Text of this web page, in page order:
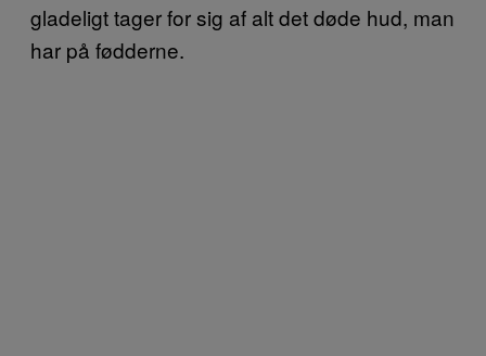
gladeligt tager for sig af alt det døde hud, man
har på fødderne.